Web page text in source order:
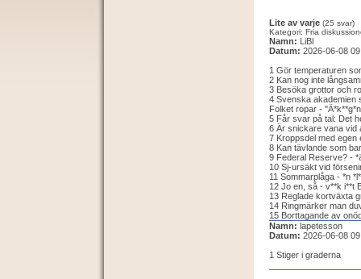
Lite av varje (25 svar)
Kategori: Fria
Namn: LiBl
Datum: 2026-06-08
1 Gör temperaturen
2 Kan nog inte
3 Besöka grottor och
4 Svenska akademien
Folket ropar -
5 Får svar på tal: Det
6 Är snickare vana vid
7 Kroppsdel med egen
8 Kan tävlande som
9 Federal Reserve? -
10 Sj-ursäkt vid
11 Sommarplåga - *n
12 Jo en, så - v**k i**t
13 Reglade kortväxta
14 Ringmärker man
15 Borttagande av
Namn: lapetesson
Datum: 2026-06-08
1 Stiger i graderna